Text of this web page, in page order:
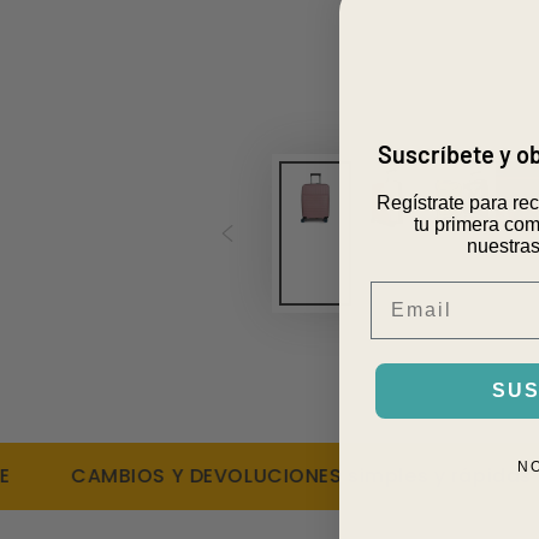
CAMBIOS Y DEVOLUCIONES simples y rápidas
Suscríbete y
Regístrate para
tu primera